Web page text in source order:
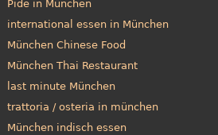
Pide in München
international essen in München
München Chinese Food
München Thai Restaurant
last minute München
trattoria / osteria in münchen
München indisch essen